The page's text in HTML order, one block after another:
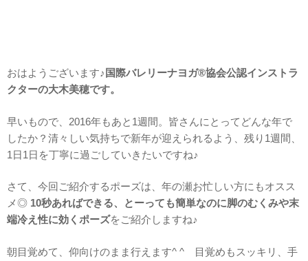
おはようございます♪ 国際バレリーナヨガ®協会公認インストラ
クターの大木美穂です。
早いもので、2016年もあと1週間。皆さんにとってどんな年で
したか？清々しい気持ちで新年が迎えられるよう、残り1週間、
1日1日を丁寧に過ごしていきたいですね♪
さて、今回ご紹介するポーズは、年の瀬お忙しい方にもオスス
メ◎ 10秒あればできる、とーっても簡単なのに脚のむくみや末
端冷え性に効くポーズをご紹介しますね♪
朝目覚めて、仰向けのまま行えます^ ^ 目覚めもスッキリ、手